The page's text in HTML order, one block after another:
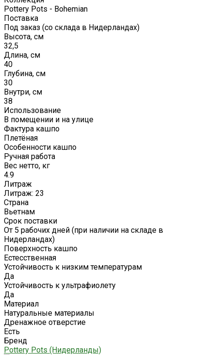
Pottery Pots - Bohemian
Поставка
Под заказ (со склада в Нидерландах)
Высота, см
32,5
Длина, см
40
Глубина, см
30
Внутри, см
38
Использование
В помещении и на улице
Фактура кашпо
Плетёная
Особенности кашпо
Ручная работа
Вес нетто, кг
4.9
Литраж
Литраж: 23
Страна
Вьетнам
Срок поставки
От 5 рабочих дней (при наличии на складе в
Нидерландах)
Поверхность кашпо
Естесственная
Устойчивость к низким температурам
Да
Устойчивость к ультрафиолету
Да
Материал
Натуральные материалы
Дренажное отверстие
Есть
Бренд
Pottery Pots (Нидерланды)